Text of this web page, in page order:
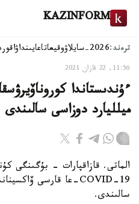
KAZINFORM
ترەند:2026-سايلاۋ وقيعاتاعايىنداۋ
11:56, 22 قازان 2021
ميلليارد دوزاسى سالىندى
الماتى. قازاقپارات - بۇگىنگى
سالىندى.